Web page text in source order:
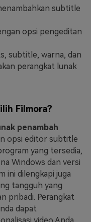
subtitle
opsi pengeditan
subtitle, warna, dan
perangkat lunak
Filmora?
penambah
opsi editor subtitle
yang tersedia,
Windows dan versi
ini dilengkapi juga
tangguh yang
pribadi. Perangkat
dapat